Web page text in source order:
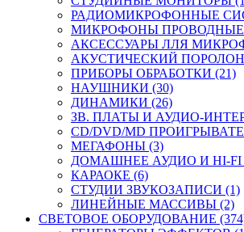
РАДИОМИКРОФОННЫЕ
МИКРОФОНЫ ПРОВОДНЫЕ
АКСЕССУАРЫ ЛЛЯ
АКУСТИЧЕСКИЙ ПОРОЛОН
ПРИБОРЫ ОБРАБОТКИ (21)
НАУШНИКИ (30)
ДИНАМИКИ (26)
ЗВ. ПЛАТЫ И АУДИО-
CD/DVD/MD
МЕГАФОНЫ (3)
ДОМАШНЕЕ АУДИО И HI-FI
КАРАОКЕ (6)
СТУДИИ ЗВУКОЗАПИСИ (1)
ЛИНЕЙНЫЕ МАССИВЫ (2)
СВЕТОВОЕ ОБОРУДОВАНИЕ